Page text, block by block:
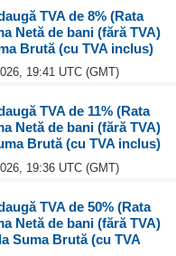
TVA de 8% (Rata
Netă de bani (fără TVA)
Brută (cu TVA inclus)
19:41 UTC (GMT)
TVA de 11% (Rata
Netă de bani (fără TVA)
Brută (cu TVA inclus)
19:36 UTC (GMT)
TVA de 50% (Rata
Netă de bani (fără TVA)
Suma Brută (cu TVA